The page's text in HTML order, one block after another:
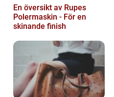
En översikt av Rupes
Polermaskin - För en
skinande finish